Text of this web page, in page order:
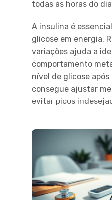
todas as horas do
A insulina é
glicose em energia.
variações ajuda a
comportamento
nível de glicose
consegue ajustar
evitar picos